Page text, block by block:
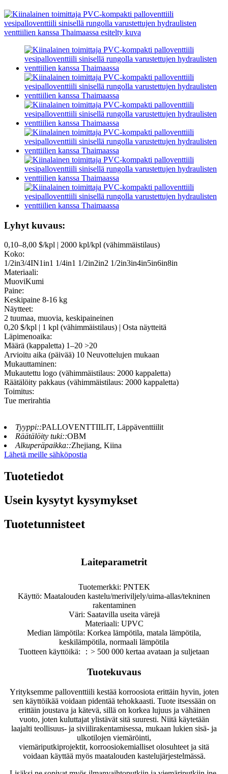
Lyhyt kuvaus:
0,10–8,00 $/kpl | 2000 kpl/kpl (vähimmäistilaus)
Koko:
1/2in3/4IN1in1 1/4in1 1/2in2in2 1/2in3in4in5in6in8in
Materiaali:
MuoviKumi
Paine:
Keskipaine 8-16 kg
Näytteet:
2 tuumaa, muovia, keskipaineinen
0,20 $/kpl | 1 kpl (vähimmäistilaus) | Osta näytteitä
Läpimenoaika:
Määrä (kappaletta) 1–20 >20
Arvioitu aika (päivää) 10 Neuvottelujen mukaan
Mukauttaminen:
Mukautettu logo (vähimmäistilaus: 2000 kappaletta)
Räätälöity pakkaus (vähimmäistilaus: 2000 kappaletta)
Toimitus:
Tue merirahtia
Tyyppi::PALLOVENTTIILIT, Läppäventtiilit
Räätälöity tuki::OBM
Alkuperäpaikka::Zhejiang, Kiina
Lähetä meille sähköpostia
Tuotetiedot
Usein kysytyt kysymykset
Tuotetunnisteet
Laiteparametrit
Tuotemerkki: PNTEK
Käyttö: Maatalouden kastelu/meriviljely/uima-allas/tekninen
rakentaminen
Väri: Saatavilla useita värejä
Materiaali: UPVC
Median lämpötila: Korkea lämpötila, matala lämpötila,
keskilämpötila, normaali lämpötila
Tuotteen käyttöikä: ：> 500 000 kertaa avataan ja suljetaan
Tuotekuvaus
Yrityksemme palloventtiili kestää korroosiota erittäin hyvin, joten
sen käyttöikää voidaan pidentää tehokkaasti. Tuote itsessään on
erittäin joustava ja kätevä, sillä on korkea lujuus ja vähäinen
vuoto, joten kuluttajat ylistävät sitä suuresti. Niitä käytetään
laajalti teollisuus- ja siviilirakentamisessa, mukaan lukien sisä- ja
ulkotilojen viemäröinti,
viemäriputkiprojektit, korroosiokemialliset olosuhteet ja sitä
voidaan käyttää myös maatalouden kastelujärjestelmässä.